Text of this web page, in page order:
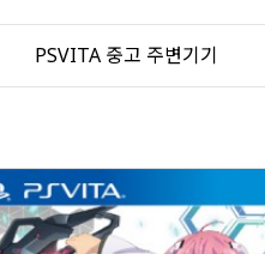
PSVITA 중고 주변기기